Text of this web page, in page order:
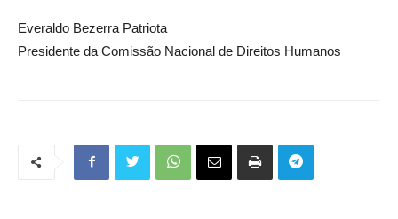
Everaldo Bezerra Patriota
Presidente da Comissão Nacional de Direitos Humanos